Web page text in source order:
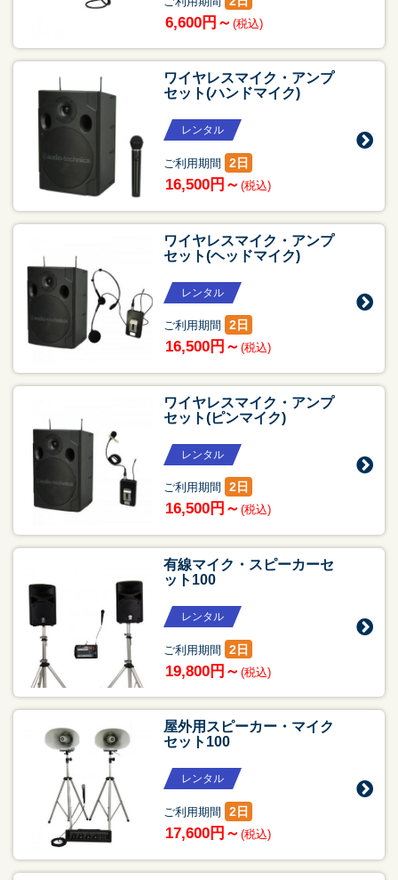
6,600円～ (税込)
ワイヤレスマイク・アンプ
セット(ハンドマイク)
レンタル
ご利用期間 2日
16,500円～ (税込)
ワイヤレスマイク・アンプ
セット(ヘッドマイク)
レンタル
ご利用期間 2日
16,500円～ (税込)
ワイヤレスマイク・アンプ
セット(ピンマイク)
レンタル
ご利用期間 2日
16,500円～ (税込)
有線マイク・スピーカーセ
ット100
レンタル
ご利用期間 2日
19,800円～ (税込)
屋外用スピーカー・マイク
セット100
レンタル
ご利用期間 2日
17,600円～ (税込)